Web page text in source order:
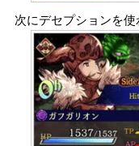
次にデセプションを